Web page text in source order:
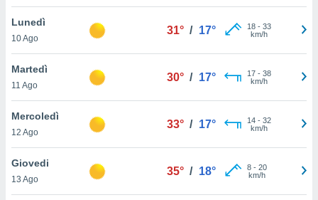
il
un
la
nella
Lunedì
10 Ago
31° / 17° 18- 33
km/h
Martedì
11 Ago
30° / 17° 17- 38
km/h
Mercoledì
12 Ago
33° / 17° 14- 32
km/h
Giovedi
13 Ago
35° / 18° 8- 20
km/h